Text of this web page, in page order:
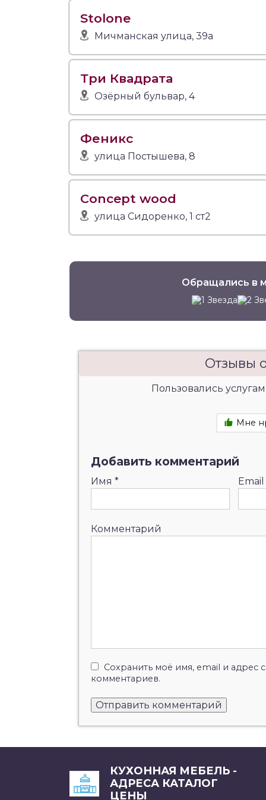
Stolone
Мичманская улица, 39а
Три Квадрата
Озёрный бульвар, 4
Феникс
улица Постышева, 8
Concept wood
улица Сидоренко, 1 ст2
Обращались в
Отзывы
Пользовались
Мне
Добавить комментарий
Имя *
Комментарий
Сохранить моё имя, email и адрес
комментариев.
КУХОННАЯ МЕБЕЛЬ -
АДРЕСА КАТАЛОГ
ЦЕНЫ